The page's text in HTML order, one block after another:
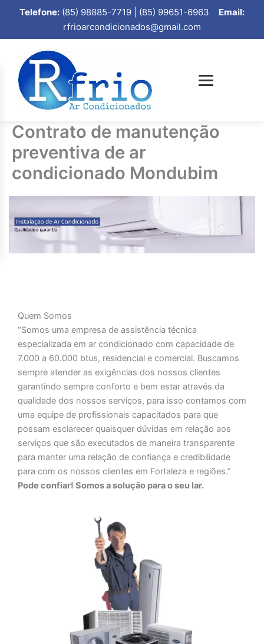
Telefone: (85) 98885-7719 | (85) 99651-6963 Email:
rfrioarcondicionados@gmail.com
Contrato de manutenção
preventiva de ar
condicionado Mondubim
Quem Somos
“Somos uma empresa de assistência técnica
especializada em ar condicionado com capacidade de
7.000 a 60.000 btus, residencial e comercial. Buscamos
sempre atender as exigências dos nossos clientes
garantindo sempre conforto e bem estar através da
qualidade dos nossos serviços, para isso contamos com
uma equipe de profissionais capacitados para que
possam esclarecer quaisquer dúvidas em relação aos
serviços que são executados de maneira transparente
para manter uma relação de confiança e credibilidade
para com os nossos clientes em Fortaleza e regiões.”
Pode confiar! Somos a solução para o seu lar.